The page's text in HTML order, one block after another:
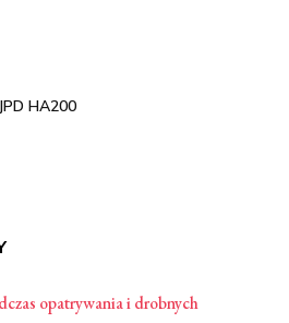
HA200
opatrywania i drobnych